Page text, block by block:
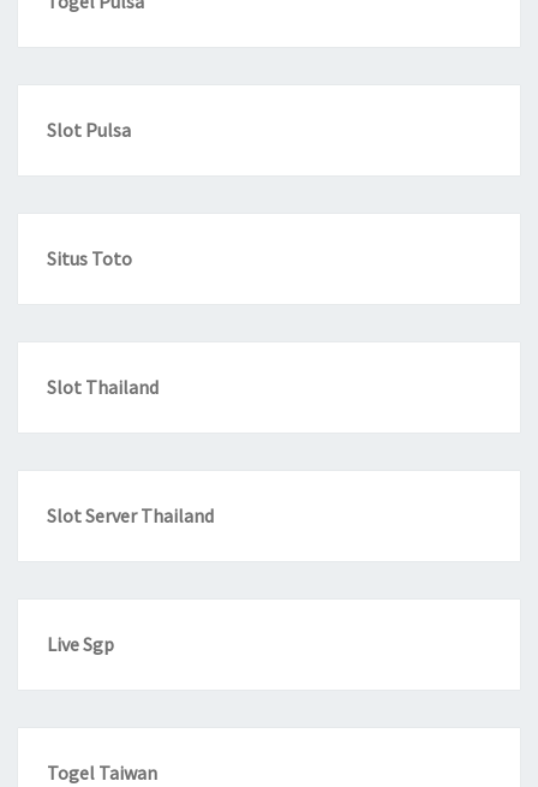
Slot Pulsa
Situs Toto
Slot Thailand
Slot Server Thailand
Live Sgp
Togel Taiwan